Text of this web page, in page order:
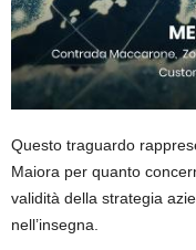
Questo traguardo
Maiora per quanto
validità della strategia
nell’insegna.